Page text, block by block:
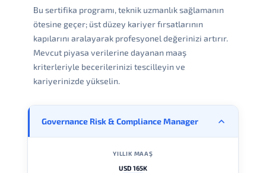
Bu sertifika programı, teknik uzmanlık sağlamanın
ötesine geçer; üst düzey kariyer fırsatlarının
kapılarını aralayarak profesyonel değerinizi artırır.
Mevcut piyasa verilerine dayanan maaş
kriterleriyle becerilerinizi tescilleyin ve
kariyerinizde yükselin.
Governance Risk & Compliance Manager
YILLIK MAAŞ
USD 165K